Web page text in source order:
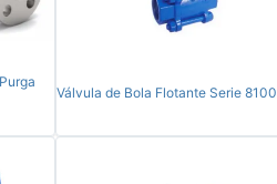
Válvula de Bola Flotante Serie 8100